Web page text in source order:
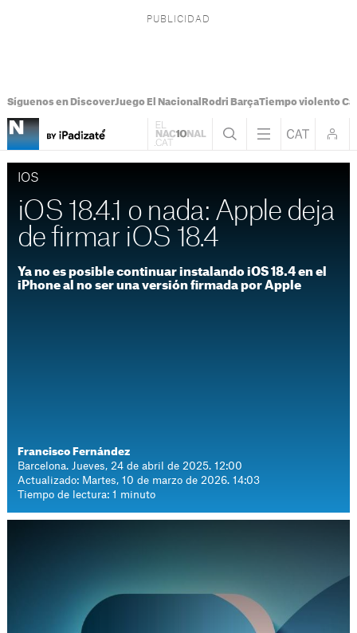
Síguenos en DiscoverJuego El Nacional Rodri BarçaTiempo violento
IOS
iOS 18.4.1 o nada: Apple deja
de firmar iOS 18.4
Ya no es posible continuar instalando iOS 18.4 en el
iPhone al no ser una versión firmada por Apple
Francisco Fernández
Barcelona. Jueves, 24 de abril de 2025. 12:00
Actualizado: Martes, 10 de marzo de 2026. 14:03
Tiempo de lectura: 1 minuto